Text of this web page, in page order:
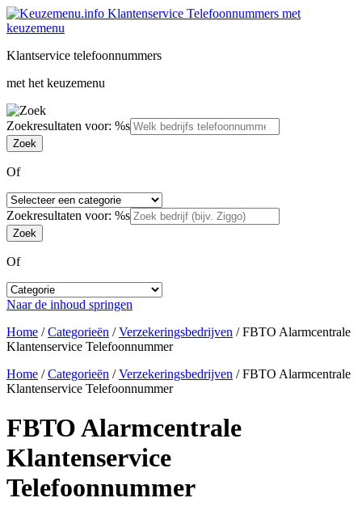
Klantservice telefoonnummers
met het keuzemenu
Zoekresultaten voor: %s
Of
Zoekresultaten voor: %s
Of
Naar de inhoud springen
Home /Categorieën /Verzekeringsbedrijven /FBTO Alarmcentrale
Klantenservice Telefoonnummer
Home /Categorieën /Verzekeringsbedrijven /FBTO Alarmcentrale
Klantenservice Telefoonnummer
FBTO Alarmcentrale
Klantenservice
Telefoonnummer